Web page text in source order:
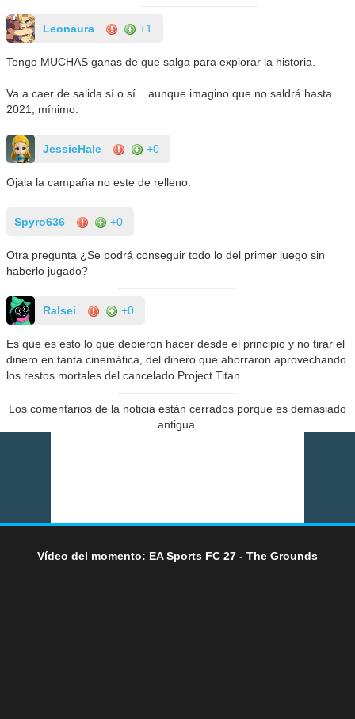
Leonaura +1
Tengo MUCHAS ganas de que salga para explorar la historia.
Va a caer de salida sí o sí... aunque imagino que no saldrá hasta
2021, mínimo.
JessieHale +0
Ojala la campaña no este de relleno.
Spyro636 +0
Otra pregunta ¿Se podrá conseguir todo lo del primer juego sin
haberlo jugado?
Ralsei +0
Es que es esto lo que debieron hacer desde el principio y no tirar el
dinero en tanta cinemática, del dinero que ahorraron aprovechando
los restos mortales del cancelado Project Titan...
Los comentarios de la noticia están cerrados porque es demasiado
antigua.
Vídeo del momento: EA Sports FC 27 - The Grounds